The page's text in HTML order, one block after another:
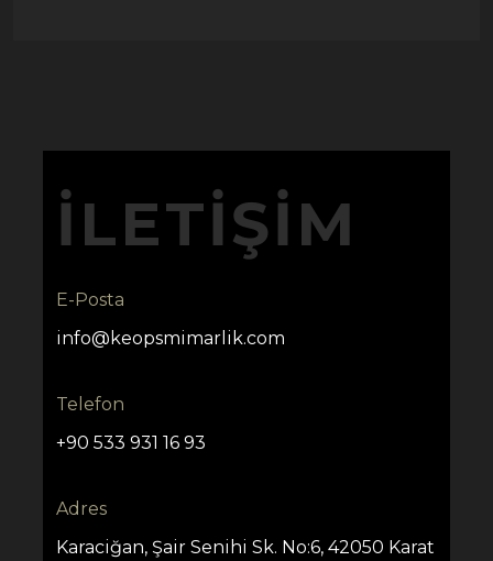
İLETIŞIM
E-Posta
info@keopsmimarlik.com
Telefon
+90 533 931 16 93
Adres
Karaciğan, Şair Senihi Sk. No:6, 42050 Karat